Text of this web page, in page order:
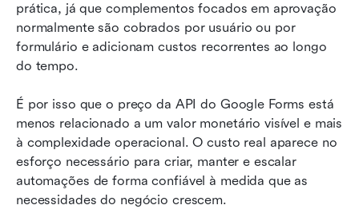
prática, já que complementos focados em aprovação
normalmente são cobrados por usuário ou por
formulário e adicionam custos recorrentes ao longo
do tempo.
É por isso que o preço da API do Google Forms está
menos relacionado a um valor monetário visível e mais
à complexidade operacional. O custo real aparece no
esforço necessário para criar, manter e escalar
automações de forma confiável à medida que as
necessidades do negócio crescem.